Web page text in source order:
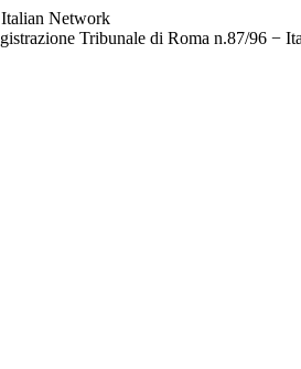
Network
Tribunale di Roma n.87/96 −